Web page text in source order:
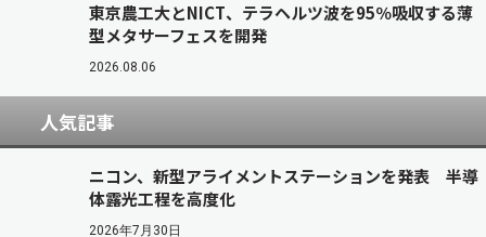
東京農工大とNICT、テラヘルツ波を95％吸収する薄
型メタサーフェスを開発
2026.08.06
人気記事
ニコン、新型アライメントステーションを発表 半導
体露光工程を高度化
2026年7月30日